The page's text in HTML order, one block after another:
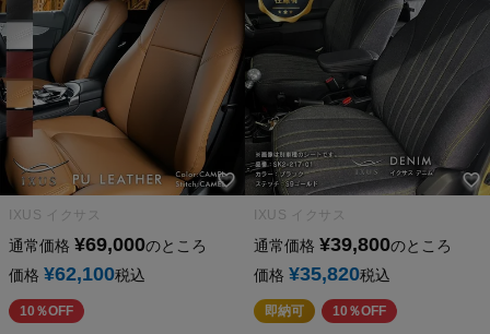
IXUS イクサス
通常価格 ¥69,000のところ
価格 ¥62,100税込
10％OFF
IXUS イクサス
通常価格 ¥39,800のところ
価格 ¥35,820税込
即納可 10％OFF